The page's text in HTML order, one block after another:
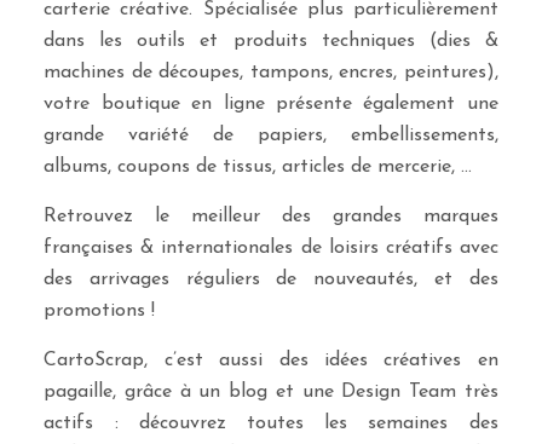
carterie créative. Spécialisée plus particulièrement
dans les outils et produits techniques (dies &
machines de découpes, tampons, encres, peintures),
votre boutique en ligne présente également une
grande variété de papiers, embellissements,
albums, coupons de tissus, articles de mercerie, …
Retrouvez le meilleur des grandes marques
françaises & internationales de loisirs créatifs avec
des arrivages réguliers de nouveautés, et des
promotions !
CartoScrap, c’est aussi des idées créatives en
pagaille, grâce à un blog et une Design Team très
actifs : découvrez toutes les semaines des